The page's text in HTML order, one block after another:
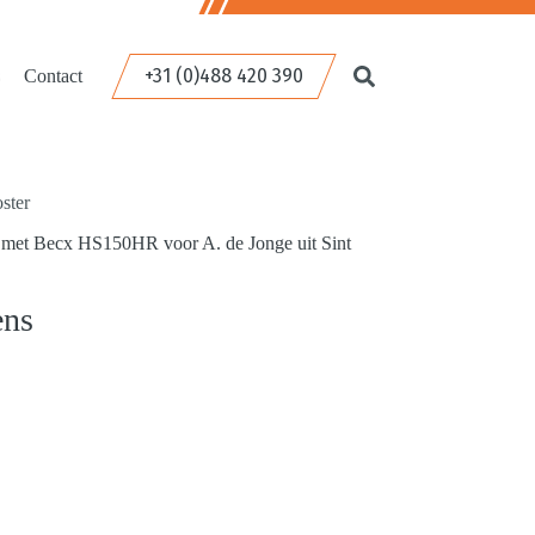
Contact +31 (0)488 420 390
Becx HS150HR voor A. de Jonge uit Sint